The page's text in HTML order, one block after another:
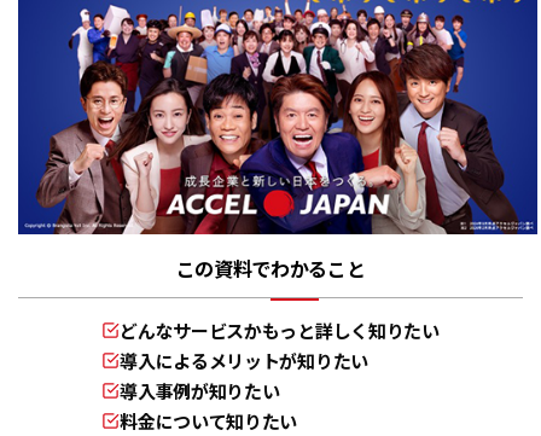
この資料でわかること
どんなサービスかもっと詳しく知りたい
導入によるメリットが知りたい
導入事例が知りたい
料金について知りたい